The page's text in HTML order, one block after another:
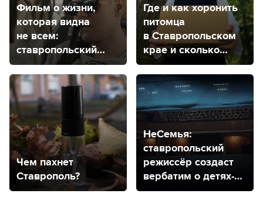
Фильм о жизни,
которая видна
не всем:
ставропольский
режиссер рассказал
о своей новой
работе
Где и как хоронить
питомца
в Ставропольском
крае и сколько
это стоит?
Чем пахнет
Ставрополь?
НеСемья:
ставропольский
режиссёр создаст
вербатим о детях-
сиротах